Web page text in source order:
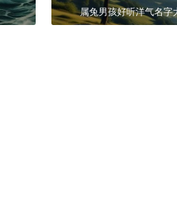
属兔男孩好听洋气名字